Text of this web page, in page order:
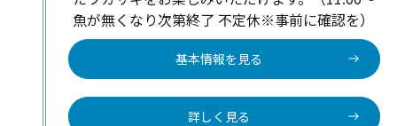
魚が無くなり次第終了 不定休※事前に確認を）
基本情報を見る
詳しく見る